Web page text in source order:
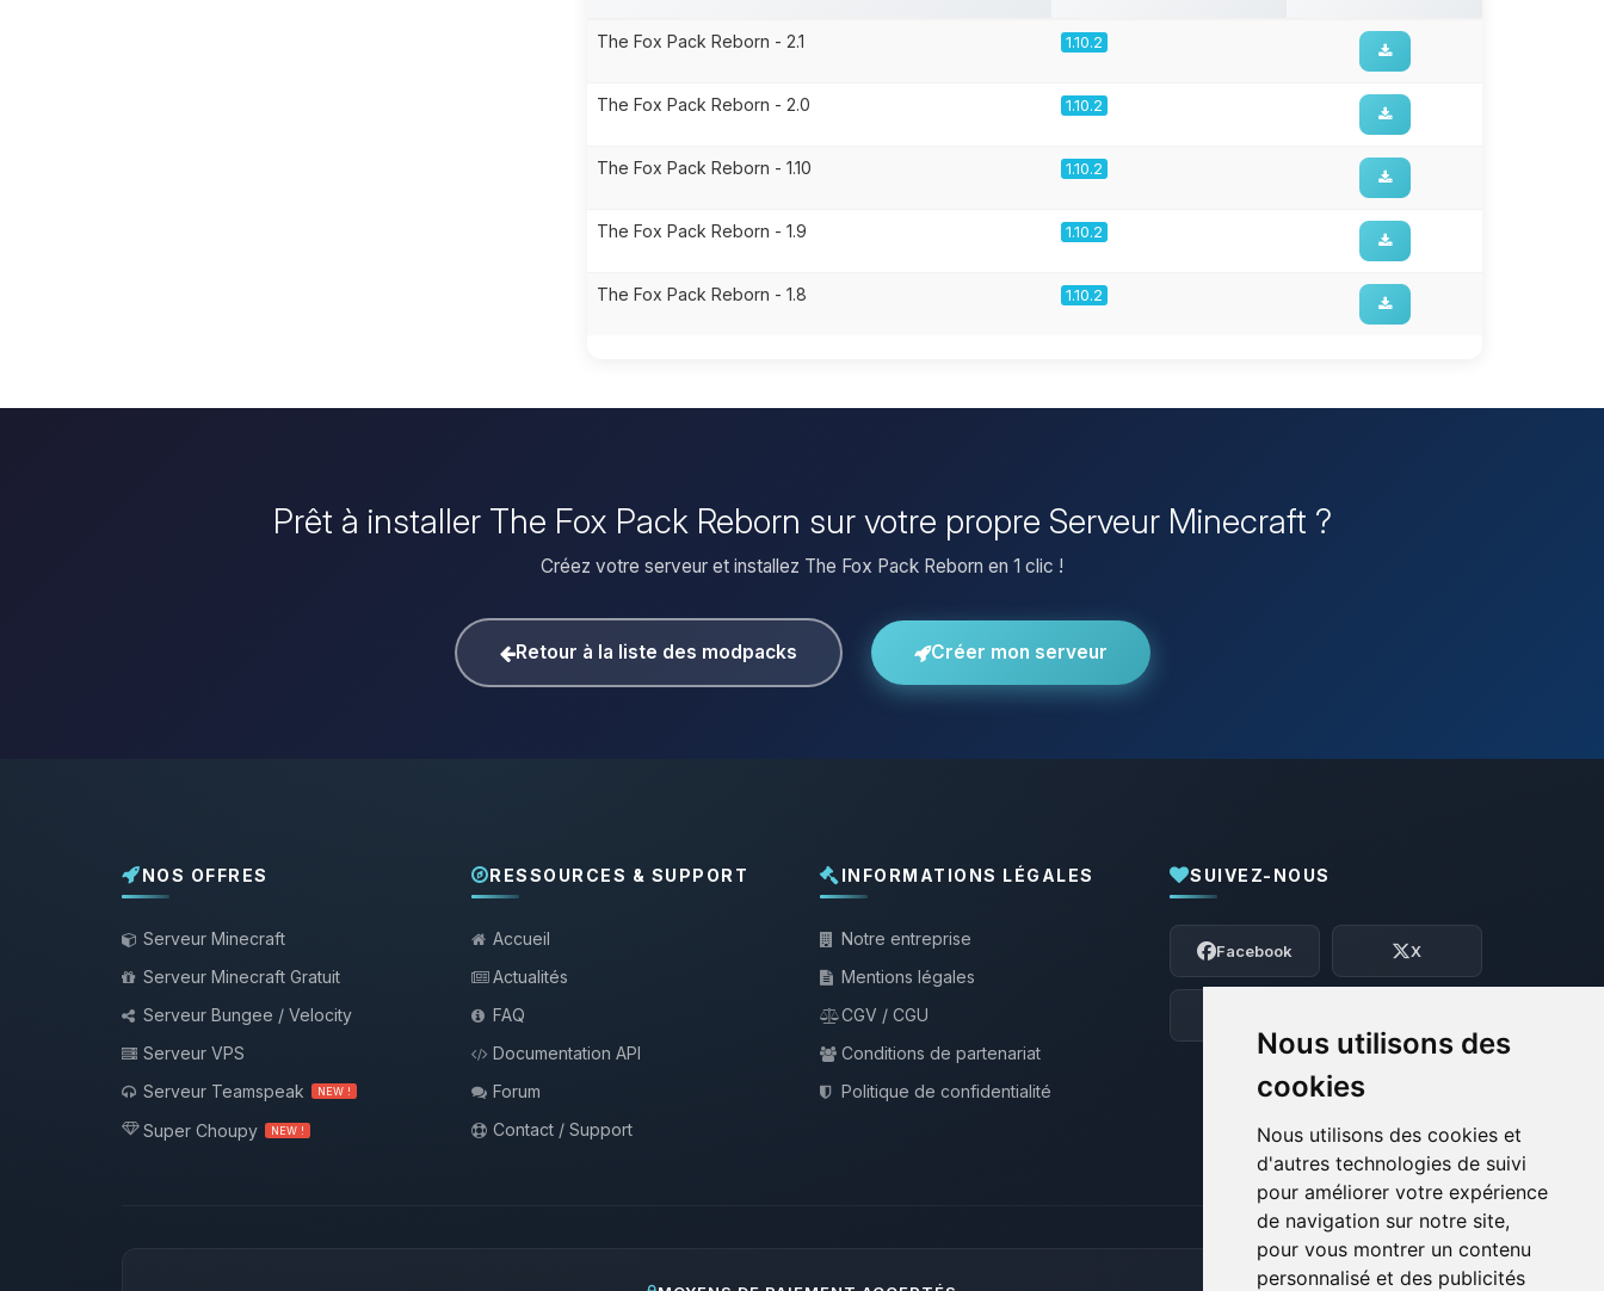
Nous utilisons des
cookies
Nous utilisons des cookies et
d'autres technologies de suivi
pour améliorer votre expérience
de navigation sur notre site,
pour vous montrer un contenu
personnalisé et des publicités
The Fox Pack Reborn - 2.1 1.10.2
The Fox Pack Reborn - 2.0 1.10.2
The Fox Pack Reborn - 1.10 1.10.2
The Fox Pack Reborn - 1.9 1.10.2
The Fox Pack Reborn - 1.8 1.10.2
Prêt à installer The Fox Pack Reborn sur votre propre Serveur Minecraft ?
Créez votre serveur et installez The Fox Pack Reborn en 1 clic !
Retour à la liste des modpacks Créer mon serveur
NOS OFFRES
Serveur Minecraft
Serveur Minecraft Gratuit
Serveur Bungee / Velocity
Serveur VPS
Serveur Teamspeak
NEW !
Super Choupy NEW !
RESSOURCES & SUPPORT
Accueil
Actualités
FAQ
Documentation API
Forum
Contact / Support
INFORMATIONS LÉGALES
Notre entreprise
Mentions légales
CGV / CGU
Conditions de partenariat
Politique de confidentialité
SUIVEZ-NOUS
Facebook X
Youpi, enfin quelqu’un pour me parler !
Moi c’est Choupy, ton petit assistant
BoxToPlay. Dis-moi ce dont tu as besoin
et je vais remuer mes petits circuits
06/08/2026 à 18:05